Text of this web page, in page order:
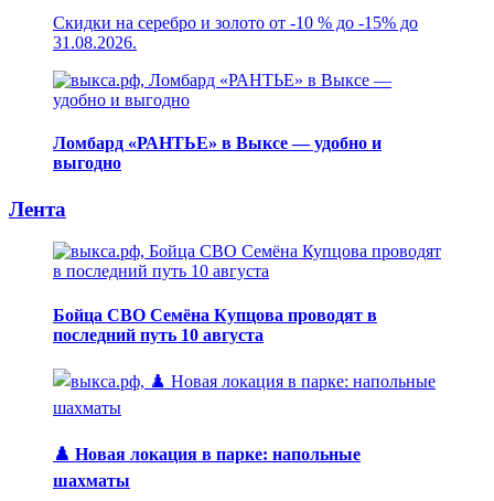
Скидки на серебро и золото от -10 % до -15% до
31.08.2026.
Ломбард «РАНТЬЕ» в Выксе — удобно и
выгодно
Лента
Бойца СВО Семёна Купцова проводят в
последний путь 10 августа
♟️ Новая локация в парке: напольные
шахматы